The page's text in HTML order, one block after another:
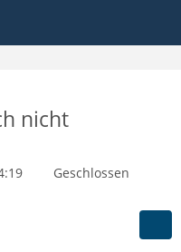
nicht
Geschlossen